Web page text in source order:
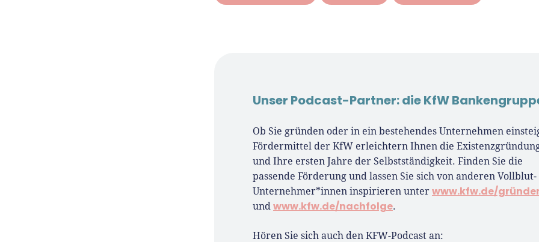
Unser Podcast-Partner: die KfW
Ob Sie gründen oder in ein bestehendes Unternehmen
Fördermittel der KfW erleichtern Ihnen die
und Ihre ersten Jahre der Selbstständigkeit. Finden Sie die
passende Förderung und lassen Sie sich von anderen Vollblut-
Unternehmer*innen inspirieren unter www.kfw.de/
und www.kfw.de/nachfolge.
Hören Sie sich auch den KFW-Podcast an: